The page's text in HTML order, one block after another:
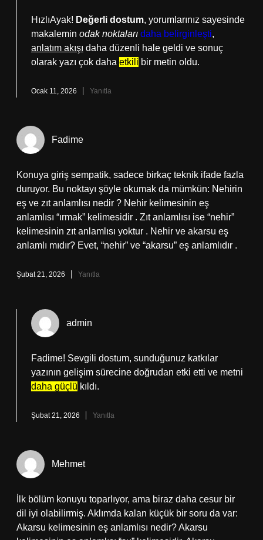
HızlıAyak! Değerli dostum, yorumlarınız sayesinde
makalemin odak noktaları daha belirginleşti,
anlatım akışı daha düzenli hale geldi ve sonuç
olarak yazı çok daha etkili bir metin oldu.
Ocak 11, 2026 Yanıtla
Fadime
Konuya giriş sempatik, sadece birkaç teknik ifade fazla
duruyor. Bu noktayı şöyle okumak da mümkün: Nehirin
eş ve zıt anlamlısı nedir ? Nehir kelimesinin eş
anlamlısı “ırmak” kelimesidir . Zıt anlamlısı ise “nehir”
kelimesinin zıt anlamlısı yoktur . Nehir ve akarsu eş
anlamlı mıdır? Evet, “nehir” ve “akarsu” eş anlamlıdır .
Şubat 21, 2026 Yanıtla
admin
Fadime! Sevgili dostum, sunduğunuz katkılar
yazının gelişim sürecine doğrudan etki etti ve metni
daha güçlü kıldı.
Şubat 21, 2026 Yanıtla
Mehmet
İlk bölüm konuyu toparlıyor, ama biraz daha cesur bir
dil iyi olabilirmiş. Aklımda kalan küçük bir soru da var:
Akarsu kelimesinin eş anlamlısı nedir? Akarsu